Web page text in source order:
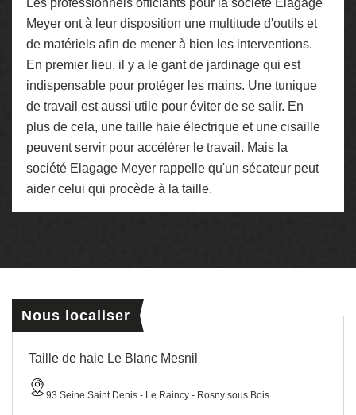
Les professionnels officiants pour la société Elagage
Meyer ont à leur disposition une multitude d'outils et
de matériels afin de mener à bien les interventions.
En premier lieu, il y a le gant de jardinage qui est
indispensable pour protéger les mains. Une tunique
de travail est aussi utile pour éviter de se salir. En
plus de cela, une taille haie électrique et une cisaille
peuvent servir pour accélérer le travail. Mais la
société Elagage Meyer rappelle qu'un sécateur peut
aider celui qui procède à la taille.
Nous localiser
Taille de haie Le Blanc Mesnil
93 Seine Saint Denis - Le Raincy - Rosny sous Bois